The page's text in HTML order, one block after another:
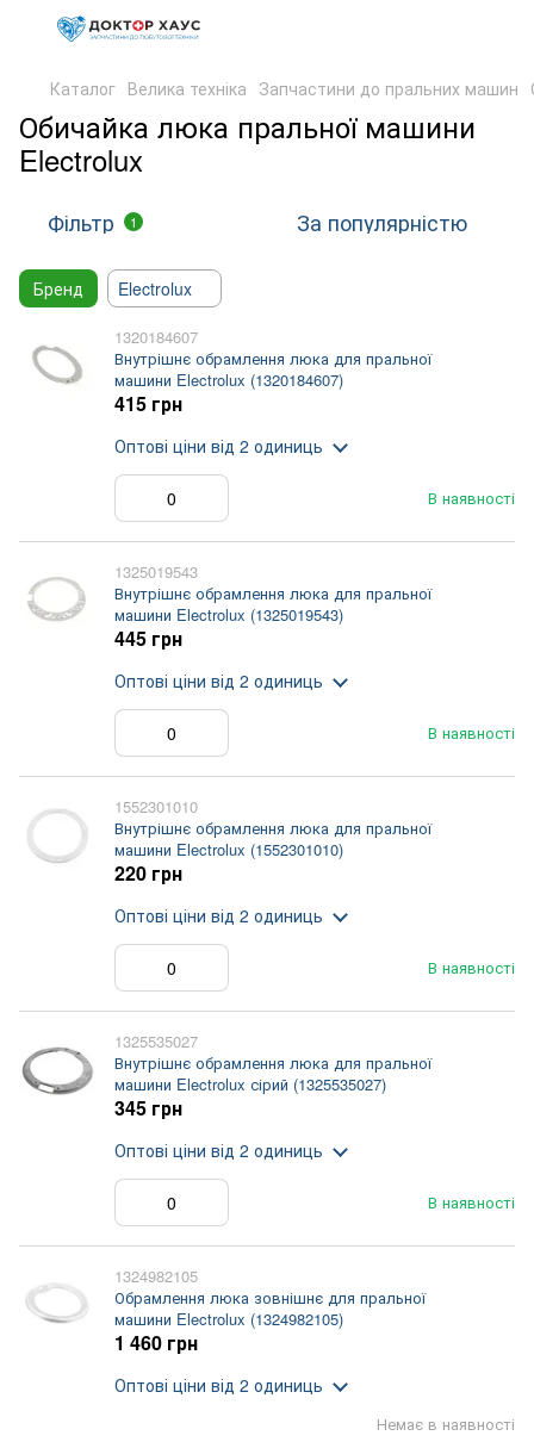
Каталог Велика техніка Запчастини до пральних машин
Обичайка люка пральної машини
Electrolux
Фільтр 1 За популярністю
Бренд Electrolux
1320184607
Внутрішнє обрамлення люка для пральної
машини Electrolux (1320184607)
В наявності
415 грн
Оптові ціни від 2 одиниць
1325019543
Внутрішнє обрамлення люка для пральної
машини Electrolux (1325019543)
В наявності
445 грн
Оптові ціни від 2 одиниць
1552301010
Внутрішнє обрамлення люка для пральної
машини Electrolux (1552301010)
В наявності
220 грн
Оптові ціни від 2 одиниць
1325535027
Внутрішнє обрамлення люка для пральної
машини Electrolux сірий (1325535027)
В наявності
345 грн
Оптові ціни від 2 одиниць
1324982105
Обрамлення люка зовнішнє для пральної
машини Electrolux (1324982105)
Немає в наявності
1 460 грн
Оптові ціни від 2 одиниць